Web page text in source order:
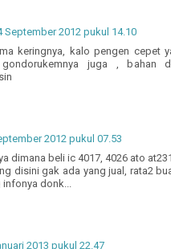
September 2012 pukul 14.10
keringnya, kalo pengen cepet
juga , bahan
2012 pukul 07.53
dimana beli ic 4017, 4026 ato
disini gak ada yang jual, rata2
infonya donk...
2013 pukul 22.47